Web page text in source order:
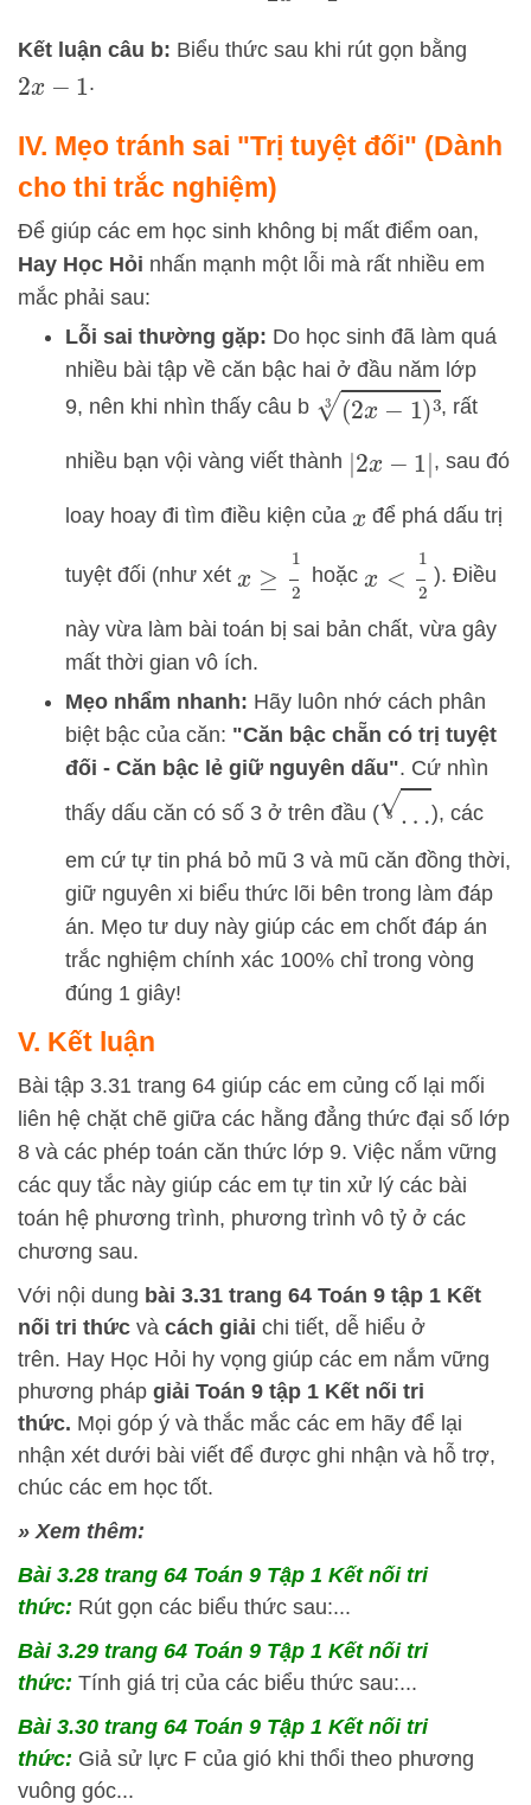
Kết luận câu b: Biểu thức sau khi rút gọn bằng
2x −1 .
IV. Mẹo tránh sai "Trị tuyệt đối" (Dành
cho thi trắc nghiệm)
Để giúp các em học sinh không bị mất điểm oan,
Hay Học Hỏi nhấn mạnh một lỗi mà rất nhiều em
mắc phải sau:
Lỗi sai thường gặp: Do học sinh đã làm quá
nhiều bài tập về căn bậc hai ở đầu năm lớp
9, nên khi nhìn thấy câu b (2x−1 )3 3 , rất
nhiều bạn vội vàng viết thành 2x −1 | , sau đó
loay hoay đi tìm điều kiện của x để phá dấu trị
tuyệt đối (như xét ≥1 hoặc 1 2 ). Điều
này vừa làm bài toán bị sai bản chất, vừa gây
mất thời gian vô ích.
Mẹo nhẩm nhanh: Hãy luôn nhớ cách phân
biệt bậc của căn: "Căn bậc chẵn có trị tuyệt
đối - Căn bậc lẻ giữ nguyên dấu". Cứ nhìn
thấy dấu căn có số 3 ở trên đầu (… ), các
em cứ tự tin phá bỏ mũ 3 và mũ căn đồng thời,
giữ nguyên xi biểu thức lõi bên trong làm đáp
án. Mẹo tư duy này giúp các em chốt đáp án
trắc nghiệm chính xác 100% chỉ trong vòng
đúng 1 giây!
V. Kết luận
Bài tập 3.31 trang 64 giúp các em củng cố lại mối
liên hệ chặt chẽ giữa các hằng đẳng thức đại số lớp
8 và các phép toán căn thức lớp 9. Việc nắm vững
các quy tắc này giúp các em tự tin xử lý các bài
toán hệ phương trình, phương trình vô tỷ ở các
chương sau.
Với nội dung bài 3.31 trang 64 Toán 9 tập 1 Kết
nối tri thức và cách giải chi tiết, dễ hiểu ở
trên. Hay Học Hỏi hy vọng giúp các em nắm vững
phương pháp giải Toán 9 tập 1 Kết nối tri
thức. Mọi góp ý và thắc mắc các em hãy để lại
nhận xét dưới bài viết để được ghi nhận và hỗ trợ,
chúc các em học tốt.
» Xem thêm:
Bài 3.28 trang 64 Toán 9 Tập 1 Kết nối tri
thức: Rút gọn các biểu thức sau:...
Bài 3.29 trang 64 Toán 9 Tập 1 Kết nối tri
thức: Tính giá trị của các biểu thức sau:...
Bài 3.30 trang 64 Toán 9 Tập 1 Kết nối tri
thức: Giả sử lực F của gió khi thổi theo phương
vuông góc...